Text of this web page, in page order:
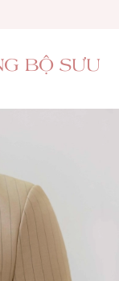
BỘ SƯU